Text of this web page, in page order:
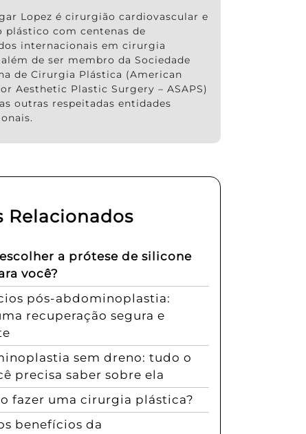
Lopez é cirurgião cardiovascular e
plástico com centenas de
internacionais em cirurgia
de ser membro da Sociedade
de Cirurgia Plástica (American
Aesthetic Plastic Surgery – ASAPS)
outras respeitadas entidades
Relacionados
a prótese de silicone
você?
pós-abdominoplastia:
recuperação segura e
sem dreno: tudo o
precisa saber sobre ela
fazer uma cirurgia plástica?
benefícios da